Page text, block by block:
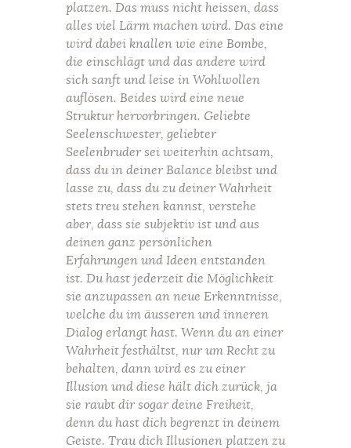
platzen. Das muss nicht heissen, dass
alles viel Lärm machen wird. Das eine
wird dabei knallen wie eine Bombe,
die einschlägt und das andere wird
sich sanft und leise in Wohlwollen
auflösen. Beides wird eine neue
Struktur hervorbringen. Geliebte
Seelenschwester, geliebter
Seelenbruder sei weiterhin achtsam,
dass du in deiner Balance bleibst und
lasse zu, dass du zu deiner Wahrheit
stets treu stehen kannst, verstehe
aber, dass sie subjektiv ist und aus
deinen ganz persönlichen
Erfahrungen und Ideen entstanden
ist. Du hast jederzeit die Möglichkeit
sie anzupassen an neue Erkenntnisse,
welche du im äusseren und inneren
Dialog erlangt hast. Wenn du an einer
Wahrheit festhältst, nur um Recht zu
behalten, dann wird es zu einer
Illusion und diese hält dich zurück, ja
sie raubt dir sogar deine Freiheit,
denn du hast dich begrenzt in deinem
Geiste. Trau dich Illusionen platzen zu